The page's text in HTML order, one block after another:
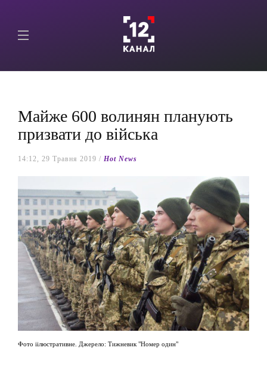
Майже 600 волинян планують
призвати до війська
14:12, 29 Травня 2019 / Hot News
Фото іілюстративне. Джерело: Тижневик "Номер один"